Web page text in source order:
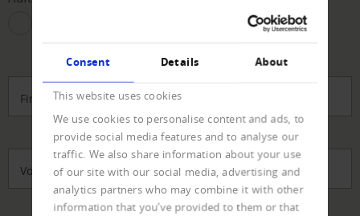
Consent Details About
This website uses cookies
We use cookies to personalise content and ads, to
provide social media features and to analyse our
traffic. We also share information about your use
of our site with our social media, advertising and
analytics partners who may combine it with other
information that you’ve provided to them or that
Firma
Vorname, Name*